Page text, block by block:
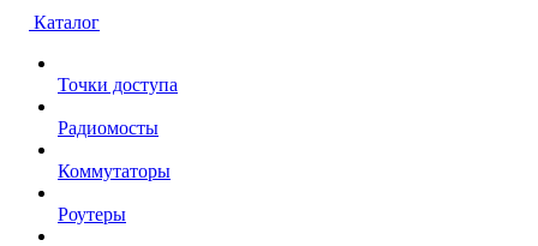
Каталог
Точки доступа
Радиомосты
Коммутаторы
Роутеры